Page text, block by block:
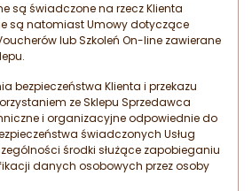
są świadczone na rzecz Klienta
są natomiast Umowy dotyczące
lub Szkoleń On-line zawierane
bezpieczeństwa Klienta i przekazu
ze Sklepu Sprzedawca
i organizacyjne odpowiednie do
świadczonych Usług
środki służące zapobieganiu
danych osobowych przez osoby